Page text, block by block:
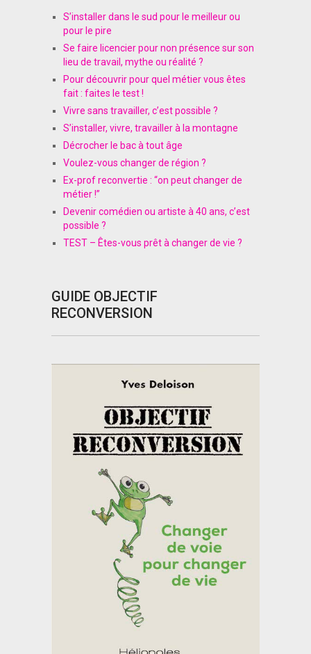
S’installer dans le sud pour le meilleur ou
pour le pire
Se faire licencier pour non présence sur son
lieu de travail, mythe ou réalité ?
Pour découvrir pour quel métier vous êtes
fait : faites le test !
Vivre sans travailler, c’est possible ?
S’installer, vivre, travailler à la montagne
Décrocher le bac à tout âge
Voulez-vous changer de région ?
Ex-prof reconvertie : “on peut changer de
métier !”
Devenir comédien ou artiste à 40 ans, c’est
possible ?
TEST – Êtes-vous prêt à changer de vie ?
GUIDE OBJECTIF
RECONVERSION